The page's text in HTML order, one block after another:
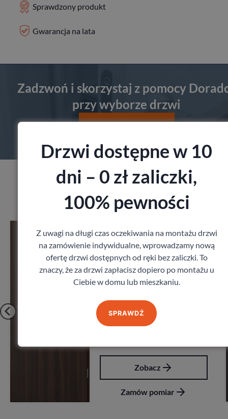
Sprawdzony produkt
Gwarancja na lata
Zadzwoń i skorzystaj z pomocy
przy wyborze drzwi
27db
Porta
1 641,60 zł
Zobacz
Zamów pomiar
Drzwi dostępne w 10
dni – 0 zł zaliczki,
100% pewności
Z uwagi na długi czas oczekiwania na montażu drzwi
na zamówienie indywidualne, wprowadzamy nową
ofertę drzwi dostępnych od ręki bez zaliczki. To
znaczy, że za drzwi zapłacisz dopiero po montażu u
Ciebie w domu lub mieszkaniu.
SPRAWDŹ